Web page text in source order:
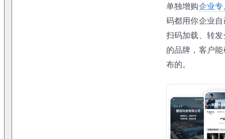
单独增购企业
码都用你企业
扫码加载、转
的品牌，客户
布的。